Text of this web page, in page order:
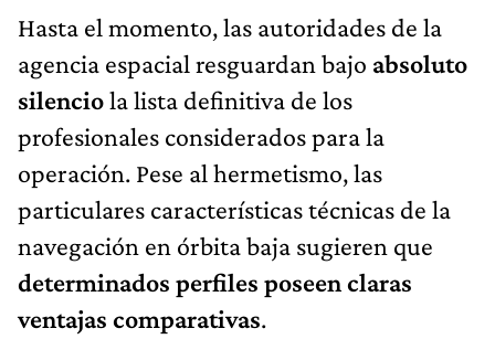
Hasta el momento, las autoridades de la
agencia espacial resguardan bajo absoluto
silenciola lista definitiva de los
profesionales considerados para la
operación. Pese al hermetismo, las
particulares características técnicas de la
navegación en órbita baja sugieren que
determinados perfiles poseen claras
ventajas comparativas.